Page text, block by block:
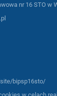
nr 16 STO w
bipsp16sto/